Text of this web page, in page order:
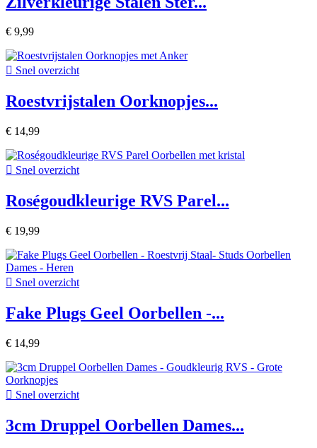
€ 9,99
 Snel overzicht
Roestvrijstalen Oorknopjes...
€ 14,99
 Snel overzicht
Roségoudkleurige RVS Parel...
€ 19,99
 Snel overzicht
Fake Plugs Geel Oorbellen -...
€ 14,99
 Snel overzicht
3cm Druppel Oorbellen Dames...